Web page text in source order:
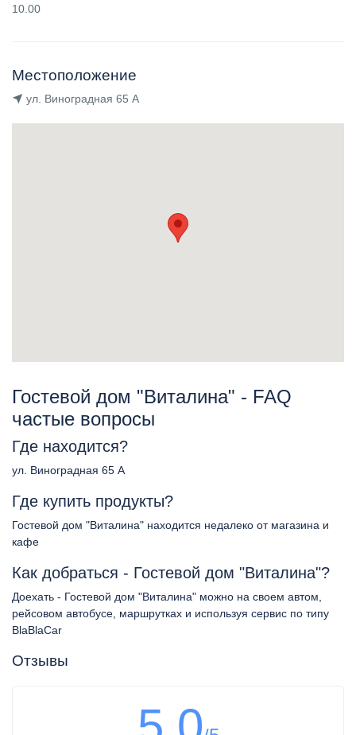
10.00
Местоположение
ул. Виноградная 65 А
Гостевой дом "Виталина" - FAQ
частые вопросы
Где находится?
ул. Виноградная 65 А
Где купить продукты?
Гостевой дом "Виталина" находится недалеко от магазина и
кафе
Как добраться - Гостевой дом "Виталина"?
Доехать - Гостевой дом "Виталина" можно на своем автом,
рейсовом автобусе, маршрутках и используя сервис по типу
BlaBlaCar
Отзывы